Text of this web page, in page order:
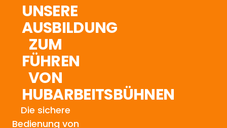
UNSERE
AUSBILDUNG
ZUM
FÜHREN
VON
HUBARBEITSBÜHNEN
Die sichere
Bedienung von